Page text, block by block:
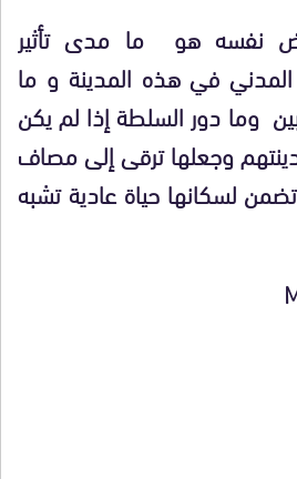
نفسه هو ما مدى تأثير
المدني في هذه المدينة و ما
وما دور السلطة إذا لم يكن
وجعلها ترقى إلى مصاف
لسكانها حياة عادية تشبه